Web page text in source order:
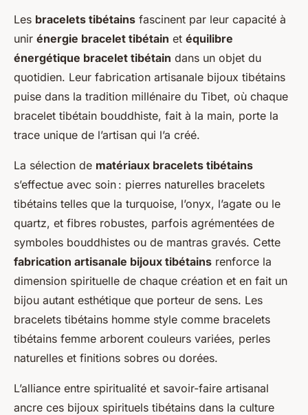
Les bracelets tibétains fascinent par leur capacité à
unir énergie bracelet tibétain et équilibre
énergétique bracelet tibétain dans un objet du
quotidien. Leur fabrication artisanale bijoux tibétains
puise dans la tradition millénaire du Tibet, où chaque
bracelet tibétain bouddhiste, fait à la main, porte la
trace unique de l’artisan qui l’a créé.
La sélection de matériaux bracelets tibétains
s’effectue avec soin : pierres naturelles bracelets
tibétains telles que la turquoise, l’onyx, l’agate ou le
quartz, et fibres robustes, parfois agrémentées de
symboles bouddhistes ou de mantras gravés. Cette
fabrication artisanale bijoux tibétains renforce la
dimension spirituelle de chaque création et en fait un
bijou autant esthétique que porteur de sens. Les
bracelets tibétains homme style comme bracelets
tibétains femme arborent couleurs variées, perles
naturelles et finitions sobres ou dorées.
L’alliance entre spiritualité et savoir-faire artisanal
ancre ces bijoux spirituels tibétains dans la culture